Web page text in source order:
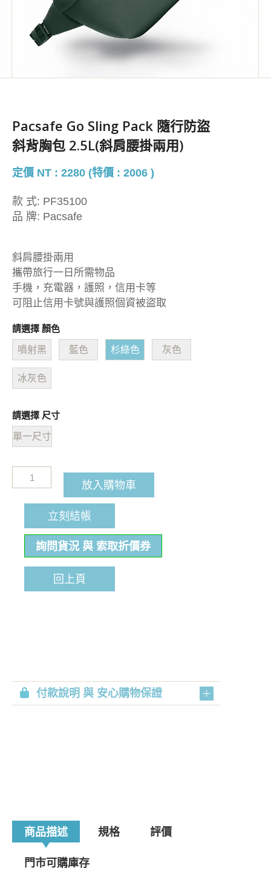
Pacsafe Go Sling Pack 隨行防盜
斜背胸包 2.5L(斜肩腰掛兩用)
定價 NT : 2280 (特價 : 2006 )
款 式: PF35100
品 牌: Pacsafe
斜肩腰掛兩用
攜帶旅行一日所需物品
手機，充電器，護照，信用卡等
可阻止信用卡號與護照個資被盜取
請選擇 顏色
噴射黑 藍色 杉綠色 灰色
冰灰色
請選擇 尺寸
單一尺寸
放入購物車
立刻結帳
詢問貨況 與 索取折價券
回上頁
付款說明 與 安心購物保證
商品描述 規格 評價
門市可購庫存